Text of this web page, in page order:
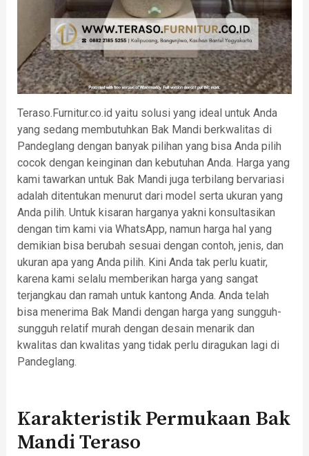
Teraso.Furnitur.co.id yaitu solusi yang ideal untuk Anda
yang sedang membutuhkan Bak Mandi berkwalitas di
Pandeglang dengan banyak pilihan yang bisa Anda pilih
cocok dengan keinginan dan kebutuhan Anda. Harga yang
kami tawarkan untuk Bak Mandi juga terbilang bervariasi
adalah ditentukan menurut dari model serta ukuran yang
Anda pilih. Untuk kisaran harganya yakni konsultasikan
dengan tim kami via WhatsApp, namun harga hal yang
demikian bisa berubah sesuai dengan contoh, jenis, dan
ukuran apa yang Anda pilih. Kini Anda tak perlu kuatir,
karena kami selalu memberikan harga yang sangat
terjangkau dan ramah untuk kantong Anda. Anda telah
bisa menerima Bak Mandi dengan harga yang sungguh-
sungguh relatif murah dengan desain menarik dan
kwalitas dan kwalitas yang tidak perlu diragukan lagi di
Pandeglang.
Karakteristik Permukaan Bak
Mandi Teraso